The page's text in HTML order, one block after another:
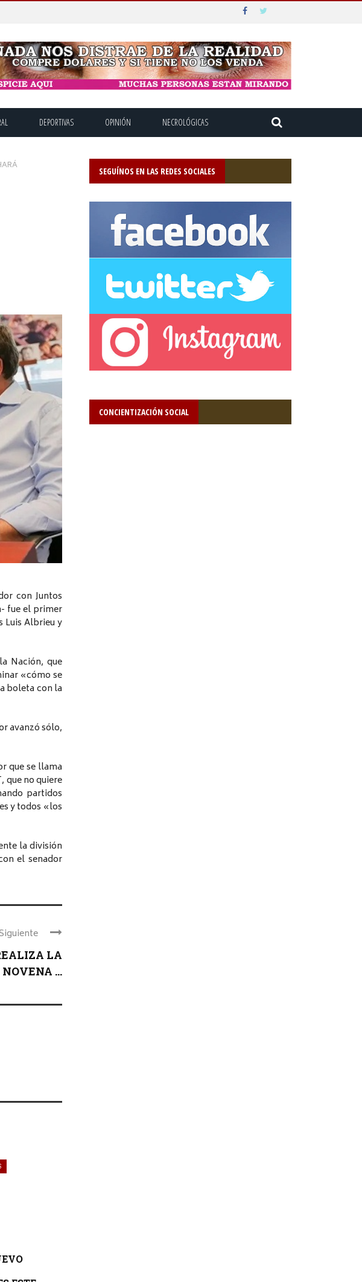
DEPORTIVAS OPINIÓN NECROLÓGICAS
con Juntos
fue el primer
Luis Albrieu y
Nación, que
«cómo se
boleta con la
avanzó sólo,
que se llama
que no quiere
partidos
y todos «los
la división
el senador
LA
...
SEGUÍNOS EN LAS REDES SOCIALES
CONCIENTIZACIÓN SOCIAL